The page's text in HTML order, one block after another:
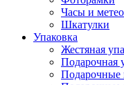
Часы и
Шкатулки
Упаковка
Жестяная
Подарочная
Подарочные